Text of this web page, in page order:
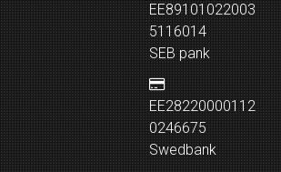
EE89101022003
5116014
SEB pank
EE28220000112
0246675
Swedbank